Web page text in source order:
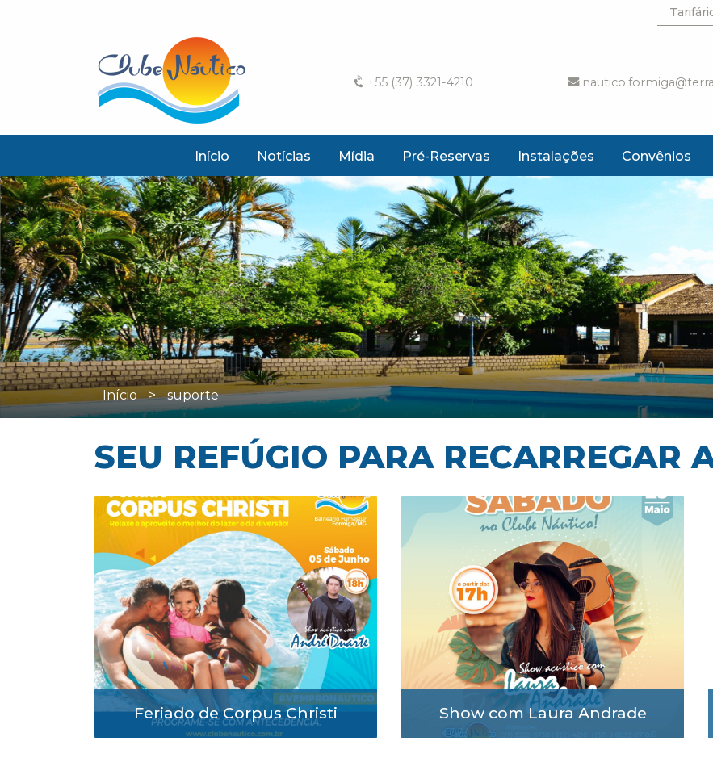
+55 (37) 3321-4210
Início Notícias Mídia Pré-Reservas Instalações Convênios
Início > suporte
SEU REFÚGIO PARA RECARREGAR
Feriado de Corpus Christi Show com Laura Andrade